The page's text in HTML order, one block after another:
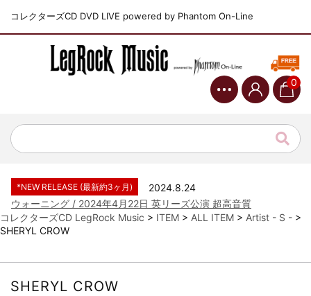
コレクターズCD DVD LIVE powered by Phantom On-Line
0
ジャーニー / 1979年5月8+9日 コロラド州 2公演 SBD 完全収録！
*NEW RELEASE (最新約3ヶ月)
2024.11.9
*NEW RELEASE (最新約3ヶ月)
2024.8.24
ウォーニング / 2024年4月22日 英リーズ公演 超高音質
IEM+Aud！
*NEW RELEASE (最新約3ヶ月)
収録！
*NEW RELEASE (最新約3ヶ月)
コレクターズCD LegRock Music > ITEM > ALL ITEM > Artist - S - >
SHERYL CROW
SHERYL CROW